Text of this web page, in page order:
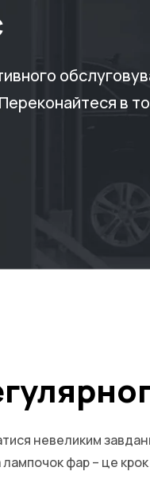
в
невеликим
лампочок фар – це